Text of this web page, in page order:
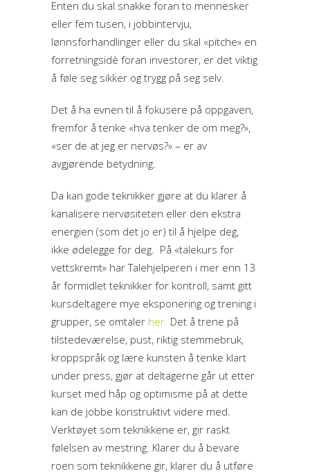
Enten du skal snakke foran to mennesker
eller fem tusen, i jobbintervju,
lønnsforhandlinger eller du skal «pitche» en
forretningsidè foran investorer, er det viktig
å føle seg sikker og trygg på seg selv.
Det å ha evnen til å fokusere på oppgaven,
fremfor å tenke «hva tenker de om meg?»,
«ser de at jeg er nervøs?» – er av
avgjørende betydning.
Da kan gode teknikker gjøre at du klarer å
kanalisere nervøsiteten eller den ekstra
energien (som det jo er) til å hjelpe deg,
ikke ødelegge for deg. På «talekurs for
vettskremt» har Talehjelperen i mer enn 13
år formidlet teknikker for kontroll, samt gitt
kursdeltagere mye eksponering og trening i
grupper, se omtaler her. Det å trene på
tilstedeværelse, pust, riktig stemmebruk,
kroppspråk og lære kunsten å tenke klart
under press, gjør at deltagerne går ut etter
kurset med håp og optimisme på at dette
kan de jobbe konstruktivt videre med.
Verktøyet som teknikkene er, gir raskt
følelsen av mestring. Klarer du å bevare
roen som teknikkene gir, klarer du å utføre